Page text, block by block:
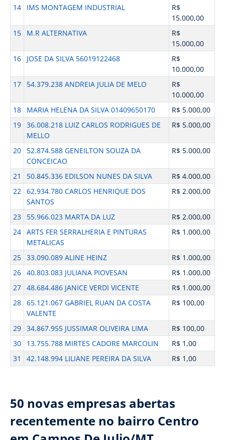
14 IMS MONTAGEM INDUSTRIAL
R$
15.000,00
15
M.R ALTERNATIVA
R$
15.000,00
16
JOSE DA SILVA 56019122468
R$
10.000,00
17
54.379.238 ANDREIA JULIA DE MELO
R$
10.000,00
18
MARIA HELENA DA SILVA 01409650170
R$ 5.000,00
19 36.008.218 LUIZ CARLOS RODRIGUES DE
MELLO
R$ 5.000,00
20
52.874.588 GENEILTON SOUZA DA
CONCEICAO
R$ 5.000,00
21 50.845.336 EDILSON NUNES DA SILVA
R$ 4.000,00
22 62.934.780 CARLOS HENRIQUE DOS
SANTOS
R$ 2.000,00
23 55.966.023 MARTA DA LUZ
R$ 2.000,00
24 ARTS FER SERRALHERIA E PINTURAS
METALICAS
R$ 1.000,00
25 33.090.089 ALINE HEINZ
R$ 1.000,00
26 40.803.083 JULIANA PIOVESAN
R$ 1.000,00
27 48.684.486 JANICE VERDI VICENTE
R$ 1.000,00
28 65.121.067 GABRIEL RUAN DA COSTA
VALENTE
R$ 100,00
29 34.867.955 JUSSIMAR OLIVEIRA LIMA
R$ 100,00
30
13.755.788 MIRTES CADORE MARCOLIN
R$ 1,00
31
42.148.994 LILIANE PEREIRA DA SILVA R$ 1,00
50 novas empresas abertas
recentemente no bairro Centro